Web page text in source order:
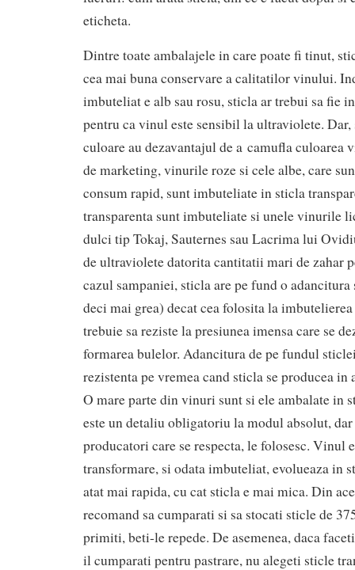
eticheta.
Dintre toate ambalajele in care poate fi tinut,
cea mai buna conservare a calitatilor vinului.
imbuteliat e alb sau rosu, sticla ar trebui sa fie
pentru ca vinul este sensibil la ultraviolete.
culoare au dezavantajul de a camufla culoarea
de marketing, vinurile roze si cele albe, care
consum rapid, sunt imbuteliate in sticla
transparenta sunt imbuteliate si unele vinurile
dulci tip Tokaj, Sauternes sau Lacrima lui
de ultraviolete datorita cantitatii mari de zahar
cazul sampaniei, sticla are pe fund o adancitura
deci mai grea) decat cea folosita la
trebuie sa reziste la presiunea imensa care se
formarea bulelor. Adancitura de pe fundul
rezistenta pe vremea cand sticla se producea
O mare parte din vinuri sunt si ele ambalate in
este un detaliu obligatoriu la modul absolut,
producatori care se respecta, le folosesc. Vinul
transformare, si odata imbuteliat, evolueaza in
atat mai rapida, cu cat sticla e mai mica. Din
recomand sa cumparati si sa stocati sticle de
primiti, beti-le repede. De asemenea, daca
il cumparati pentru pastrare, nu alegeti sticle